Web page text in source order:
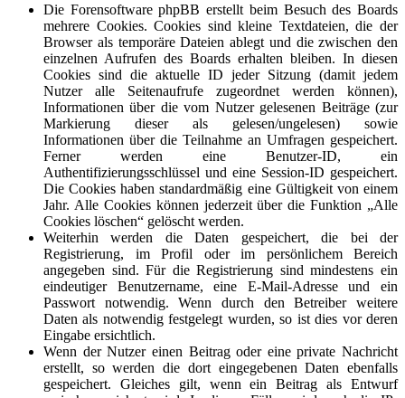
Die Forensoftware phpBB erstellt beim Besuch des Boards
mehrere Cookies. Cookies sind kleine Textdateien, die der
Browser als temporäre Dateien ablegt und die zwischen den
einzelnen Aufrufen des Boards erhalten bleiben. In diesen
Cookies sind die aktuelle ID jeder Sitzung (damit jedem
Nutzer alle Seitenaufrufe zugeordnet werden können),
Informationen über die vom Nutzer gelesenen Beiträge (zur
Markierung dieser als gelesen/ungelesen) sowie
Informationen über die Teilnahme an Umfragen gespeichert.
Ferner werden eine Benutzer-ID, ein
Authentifizierungsschlüssel und eine Session-ID gespeichert.
Die Cookies haben standardmäßig eine Gültigkeit von einem
Jahr. Alle Cookies können jederzeit über die Funktion „Alle
Cookies löschen“ gelöscht werden.
Weiterhin werden die Daten gespeichert, die bei der
Registrierung, im Profil oder im persönlichem Bereich
angegeben sind. Für die Registrierung sind mindestens ein
eindeutiger Benutzername, eine E-Mail-Adresse und ein
Passwort notwendig. Wenn durch den Betreiber weitere
Daten als notwendig festgelegt wurden, so ist dies vor deren
Eingabe ersichtlich.
Wenn der Nutzer einen Beitrag oder eine private Nachricht
erstellt, so werden die dort eingegebenen Daten ebenfalls
gespeichert. Gleiches gilt, wenn ein Beitrag als Entwurf